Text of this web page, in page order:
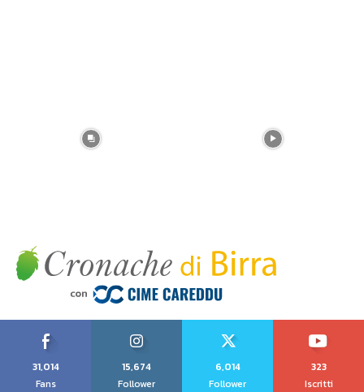
31,014
Fans
15,674
Follower
6,014
Follower
323
Iscritti